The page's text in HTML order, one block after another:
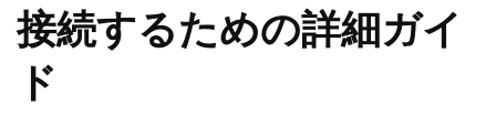
接続するための詳細ガイ
ド